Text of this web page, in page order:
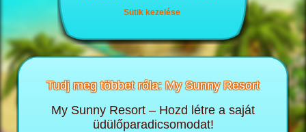
Sütik kezelése
Tudj meg többet róla: My Sunny Resort
My Sunny Resort – Hozd létre a saját
üdülőparadicsomodat!